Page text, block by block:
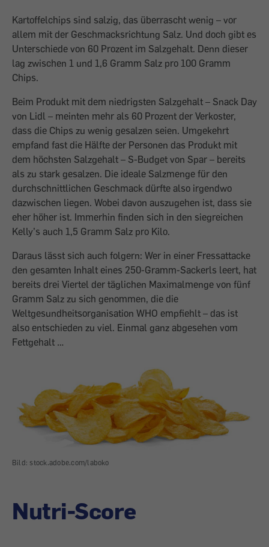
Kartoffelchips sind salzig, das überrascht wenig – vor
allem mit der Geschmacksrichtung Salz. Und doch gibt es
Unterschiede von 60 Prozent im Salzgehalt. Denn dieser
lag zwischen 1 und 1,6 Gramm Salz pro 100 Gramm
Chips.
Beim Produkt mit dem niedrigsten Salzgehalt – Snack Day
von Lidl – meinten mehr als 60 Prozent der Verkoster,
dass die Chips zu wenig gesalzen seien. Umgekehrt
empfand fast die Hälfte der Personen das Produkt mit
dem höchsten Salzgehalt – S-Budget von Spar – bereits
als zu stark gesalzen. Die ideale Salzmenge für den
durchschnittlichen Geschmack dürfte also irgendwo
dazwischen liegen. Wobei davon auszugehen ist, dass sie
eher höher ist. Immerhin finden sich in den siegreichen
Kelly’s auch 1,5 Gramm Salz pro Kilo.
Daraus lässt sich auch folgern: Wer in einer Fressattacke
den gesamten Inhalt eines 250-Gramm-Sackerls leert, hat
bereits drei Viertel der täglichen Maximalmenge von fünf
Gramm Salz zu sich genommen, die die
Weltgesundheitsorganisation WHO empfiehlt – das ist
also entschieden zu viel. Einmal ganz abgesehen vom
Fettgehalt …
Bild: stock.adobe.com/laboko
Nutri-Score